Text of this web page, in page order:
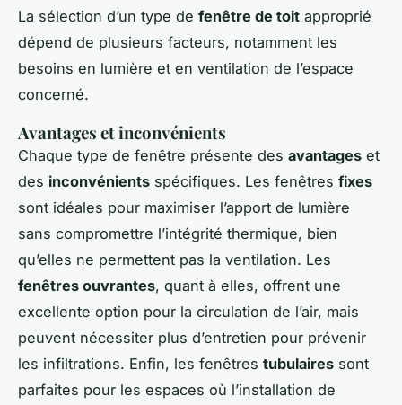
La sélection d’un type de fenêtre de toit approprié
dépend de plusieurs facteurs, notamment les
besoins en lumière et en ventilation de l’espace
concerné.
Avantages et inconvénients
Chaque type de fenêtre présente des avantages et
des inconvénients spécifiques. Les fenêtres fixes
sont idéales pour maximiser l’apport de lumière
sans compromettre l’intégrité thermique, bien
qu’elles ne permettent pas la ventilation. Les
fenêtres ouvrantes, quant à elles, offrent une
excellente option pour la circulation de l’air, mais
peuvent nécessiter plus d’entretien pour prévenir
les infiltrations. Enfin, les fenêtres tubulaires sont
parfaites pour les espaces où l’installation de